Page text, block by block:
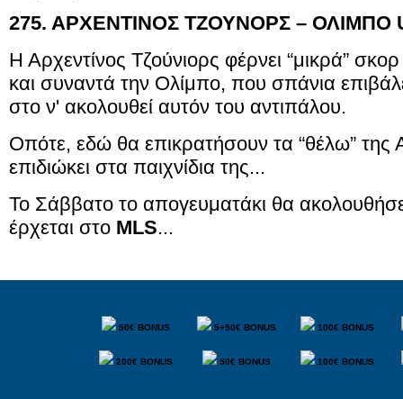
275. ΑΡΧΕΝΤΙΝΟΣ ΤΖΟΥΝΟΡΣ – ΟΛΙΜΠΟ
Η Αρχεντίνος Τζούνιορς φέρνει “μικρά”
και συναντά την Ολίμπο, που σπάνια
στο ν' ακολουθεί αυτόν του αντιπάλου.
Οπότε, εδώ θα επικρατήσουν τα “θέλω” της
επιδιώκει στα παιχνίδια της...
Το Σάββατο το απογευματάκι θα
έρχεται στο MLS...
50€ BONUS 5+50€ BONUS 100€ BONUS
200€ BONUS 50€ BONUS 100€ BONUS